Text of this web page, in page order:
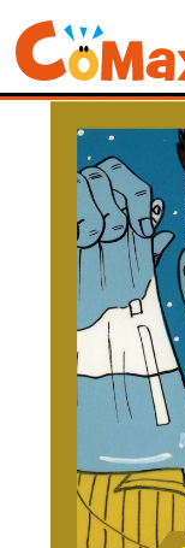
電子書籍マンガ
LEGEND> [正しい性